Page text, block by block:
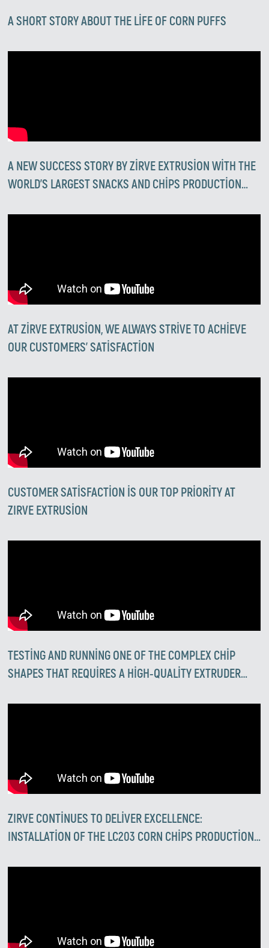
A SHORT STORY ABOUT THE LIFE OF CORN PUFFS
A NEW SUCCESS STORY BY ZIRVE EXTRUSION WITH THE
WORLD'S LARGEST SNACKS AND CHIPS PRODUCTION
AT ZIRVE EXTRUSION, WE ALWAYS STRIVE TO ACHIEVE
OUR CUSTOMERS' SATISFACTION
CUSTOMER SATISFACTION IS OUR TOP PRIORITY AT
ZIRVE EXTRUSION
TESTING AND RUNNING ONE OF THE COMPLEX CHIP
SHAPES THAT REQUIRES A HIGH-QUALITY EXTRUDER
ZIRVE CONTINUES TO DELIVER EXCELLENCE:
INSTALLATION OF THE LC203 CORN CHIPS PRODUCTION
Zirve Extrussion
En kısa sürede cevap vereceğiz